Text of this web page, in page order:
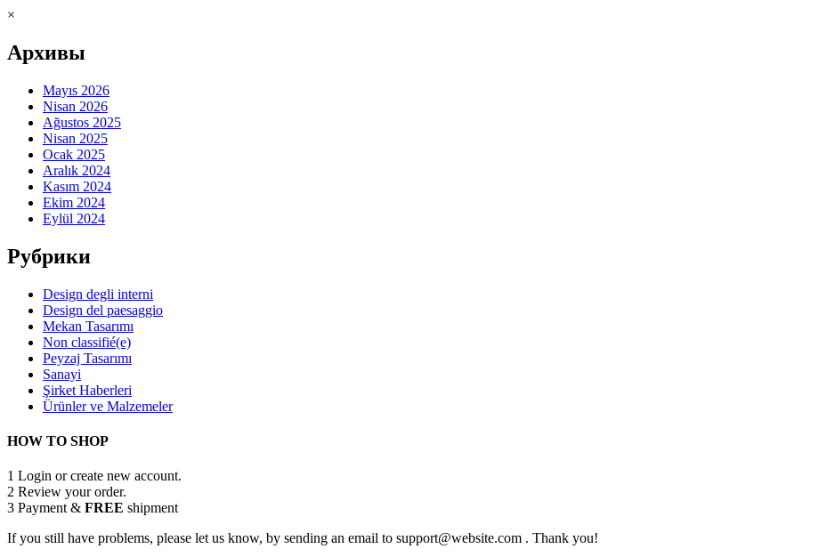
×
Архивы
Mayıs 2026
Nisan 2026
Ağustos 2025
Nisan 2025
Ocak 2025
Aralık 2024
Kasım 2024
Ekim 2024
Eylül 2024
Рубрики
Design degli interni
Design del paesaggio
Mekan Tasarımı
Non classifié(e)
Peyzaj Tasarımı
Sanayi
Şirket Haberleri
Ürünler ve Malzemeler
HOW TO SHOP
1 Login or create new account.
2 Review your order.
3 Payment & FREE shipment
If you still have problems, please let us know, by sending an email to support@website.com . Thank you!